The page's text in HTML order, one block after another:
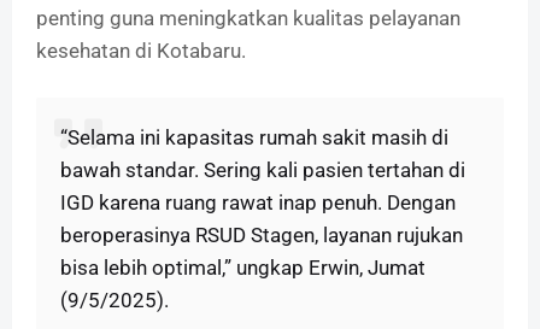
penting guna meningkatkan kualitas pelayanan
kesehatan di Kotabaru.
“Selama ini kapasitas rumah sakit masih di
bawah standar. Sering kali pasien tertahan di
IGD karena ruang rawat inap penuh. Dengan
beroperasinya RSUD Stagen, layanan rujukan
bisa lebih optimal,” ungkap Erwin, Jumat
(9/5/2025).